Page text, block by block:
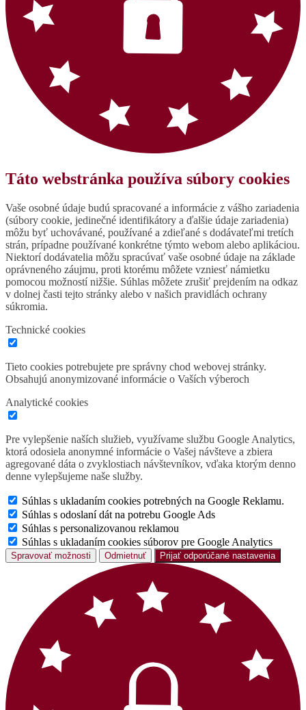
Táto webstránka používa súbory cookies
Vaše osobné údaje budú spracované a informácie z vášho zariadenia
(súbory cookie, jedinečné identifikátory a ďalšie údaje zariadenia)
môžu byť uchovávané, používané a zdieľané s dodávateľmi tretích
strán, prípadne používané konkrétne týmto webom alebo aplikáciou.
Niektorí dodávatelia môžu spracúvať vaše osobné údaje na základe
oprávneného záujmu, proti ktorému môžete vzniesť námietku
pomocou možností nižšie. Súhlas môžete zrušiť prejdením na odkaz
v dolnej časti tejto stránky alebo v našich pravidlách ochrany
súkromia.
Technické cookies
Tieto cookies potrebujete pre správny chod webovej stránky.
Obsahujú anonymizované informácie o Vaších výberoch
Analytické cookies
Pre vylepšenie naších služieb, využívame službu Google Analytics,
ktorá odosiela anonymné informácie o Vašej návšteve a zbiera
agregované dáta o zvyklostiach návštevníkov, vďaka ktorým denno
denne vylepšujeme naše služby.
Súhlas s ukladaním cookies potrebných na Google Reklamu.
Súhlas s odoslaní dát na potrebu Google Ads
Súhlas s personalizovanou reklamou
Súhlas s ukladaním cookies súborov pre Google Analytics
Spravovať možnosti Odmietnuť Prijať odporúčané nastavenia